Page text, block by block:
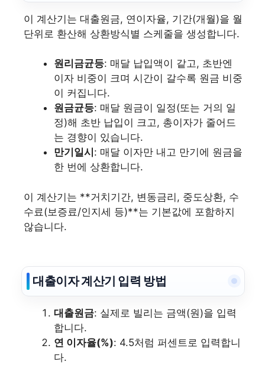
이 계산기는 대출원금, 연이자율, 기간(개월)을 월
단위로 환산해 상환방식별 스케줄을 생성합니다.
원리금균등: 매달 납입액이 같고, 초반엔
이자 비중이 크며 시간이 갈수록 원금 비중
이 커집니다.
원금균등: 매달 원금이 일정(또는 거의 일
정)해 초반 납입이 크고, 총이자가 줄어드
는 경향이 있습니다.
만기일시 : 매달 이자만 내고 만기에 원금을
한 번에 상환합니다.
이 계산기는 **거치기간, 변동금리, 중도상환, 수
수료(보증료/인지세 등)**는 기본값에 포함하지
않습니다.
대출이자 계산기 입력 방법
대출원금: 실제로 빌리는 금액(원)을 입력
합니다.
연 이자율(%): 4.5처럼 퍼센트로 입력합니
다.